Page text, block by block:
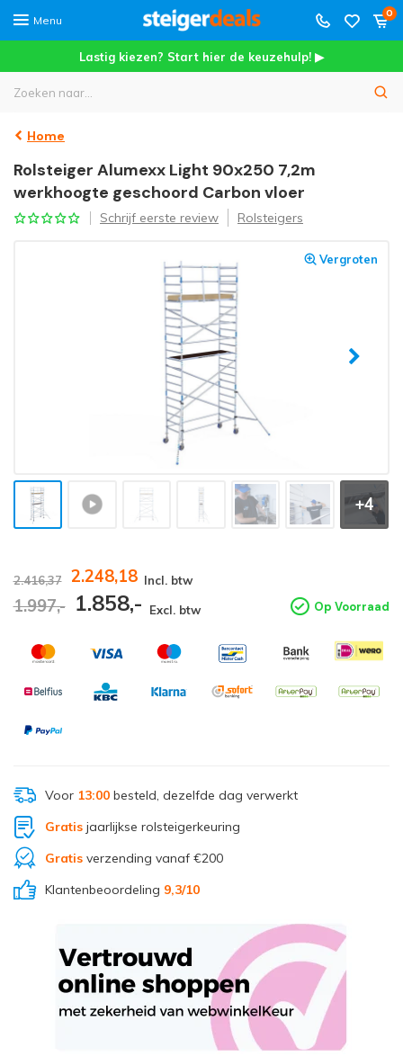
Menu
0
Lastig kiezen? Start hier de keuzehulp! ▶
Home
Rolsteiger Alumexx Light 90x250 7,2m
werkhoogte geschoord Carbon vloer
Schrijf eerste review Rolsteigers
Vergroten
+4
2.416,37 2.248,18 Incl. btw
1.997,- 1.858,- Excl. btw Op Voorraad
Voor 13:00besteld, dezelfde dag verwerkt
Gratisjaarlijkse rolsteigerkeuring
Gratisverzending vanaf €200
Klantenbeoordeling 9,3/10